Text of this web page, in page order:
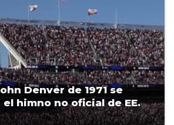
Denver de 1971 se
himno no oficial de EE.